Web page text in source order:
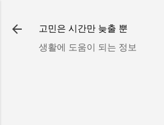
고민은 시간만 늦출 뿐
생활에 도움이 되는 정보